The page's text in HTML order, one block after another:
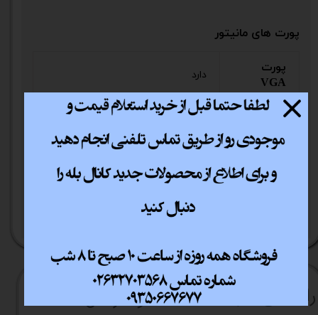
پورت های مانیتور
پورت
VGA
دارد
هاب USB دارد
پورت
DISPLAY
دارد
راهنما​​​​​​​​​​​​​​ی خرید نحوه ارسال کالا